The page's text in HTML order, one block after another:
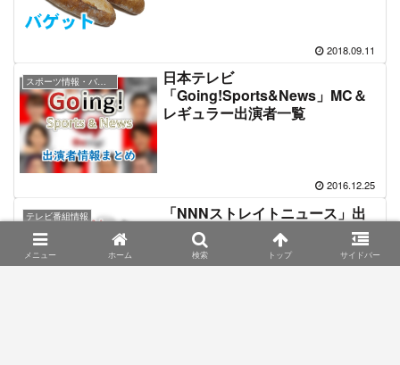
2018.09.11
スポーツ情報・バラエティ番組
日本テレビ
「Going!Sports&News」MC＆
レギュラー出演者一覧
2016.12.25
テレビ番組情報
「NNNストレイトニュース」出
演アナウンサー一覧
メニュー ホーム 検索 トップ サイドバー